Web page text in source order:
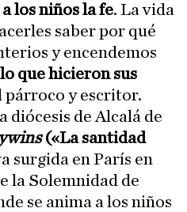
los niños la fe. La vida
saber por qué
y encendemos
que hicieron sus
párroco y escritor.
diócesis de Alcalá de
(«La santidad
surgida en París en
la Solemnidad de
se anima a los niños